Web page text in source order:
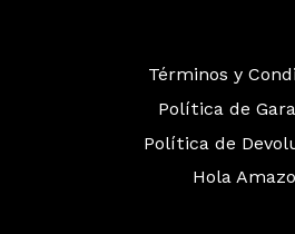
Términos y
Política de
Política de
Hola